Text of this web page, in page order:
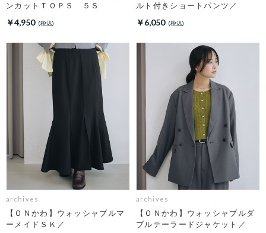
ンカットＴＯＰＳ ５Ｓ
￥4,950
ルト付きショートパンツ／
￥6,050
archives
【ＯＮかわ】ウォッシャブルマ
ーメイドＳＫ／
archives
【ＯＮかわ】ウォッシャブルダ
ブルテーラードジャケット／